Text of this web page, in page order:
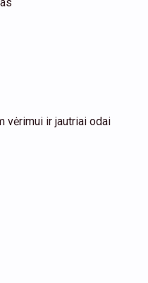
vėrimui ir jautriai odai